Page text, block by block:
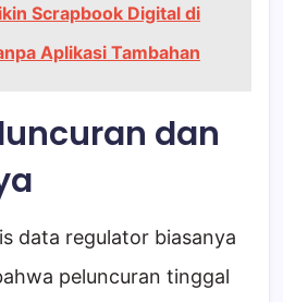
Scrapbook Digital di
Aplikasi Tambahan
dan
data regulator biasanya
peluncuran tinggal